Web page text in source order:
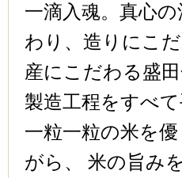
一滴入魂。真心
わり、造りにこ
産にこだわる盛田
製造工程をすべて
一粒一粒の米を
がら、 米の旨み